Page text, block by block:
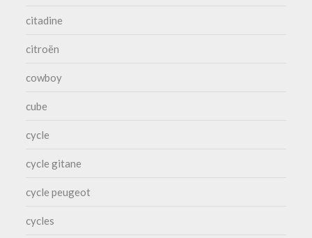
citadine
citroën
cowboy
cube
cycle
cycle gitane
cycle peugeot
cycles